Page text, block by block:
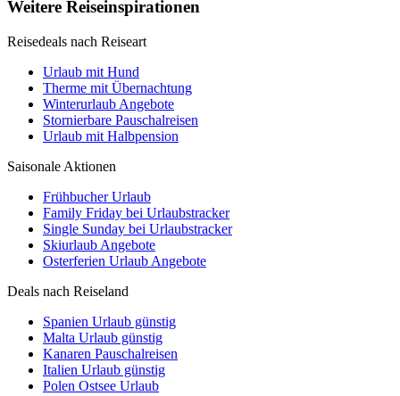
Weitere Reiseinspirationen
Reisedeals nach Reiseart
Urlaub mit Hund
Therme mit Übernachtung
Winterurlaub Angebote
Stornierbare Pauschalreisen
Urlaub mit Halbpension
Saisonale Aktionen
Frühbucher Urlaub
Family Friday bei Urlaubstracker
Single Sunday bei Urlaubstracker
Skiurlaub Angebote
Osterferien Urlaub Angebote
Deals nach Reiseland
Spanien Urlaub günstig
Malta Urlaub günstig
Kanaren Pauschalreisen
Italien Urlaub günstig
Polen Ostsee Urlaub